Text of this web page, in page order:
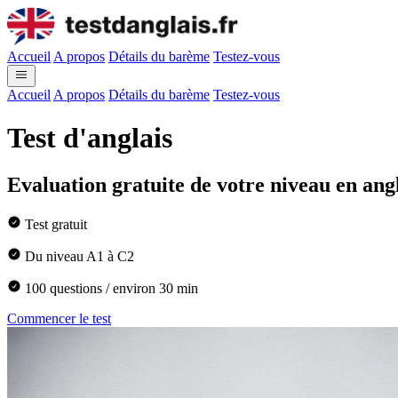
Accueil A propos Détails du barème Testez-vous
Accueil A propos Détails du barème Testez-vous
Test d'anglais
Evaluation gratuite de votre niveau en
Test gratuit
Du niveau A1 à C2
100 questions / environ 30 min
Commencer le test